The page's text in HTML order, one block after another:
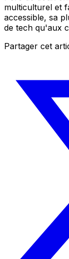
multiculturel et
accessible, sa
de tech qu'aux
Partager cet